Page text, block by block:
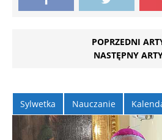
POPRZEDNI
NASTĘPNY
Sylwetka Nauczanie